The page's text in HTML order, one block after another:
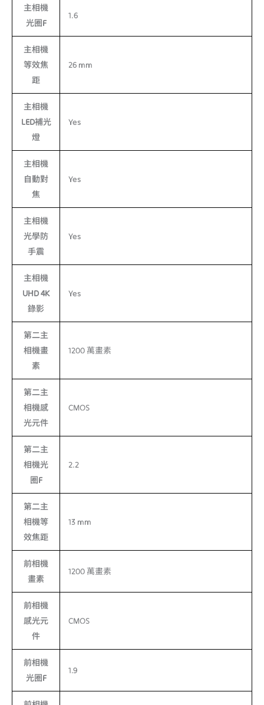
主相機
光圈F
1.6
主相機
等效焦
距
26 mm
主相機
LED補光
燈
Yes
主相機
自動對
焦
Yes
主相機
光學防
手震
Yes
主相機
UHD 4K
錄影
Yes
第二主
相機畫
素
1200 萬畫素
第二主
相機感
光元件
CMOS
第二主
相機光
圈F
2.2
第二主
相機等
效焦距
13 mm
前相機
畫素
1200 萬畫素
前相機
感光元
件
CMOS
前相機
光圈F
1.9